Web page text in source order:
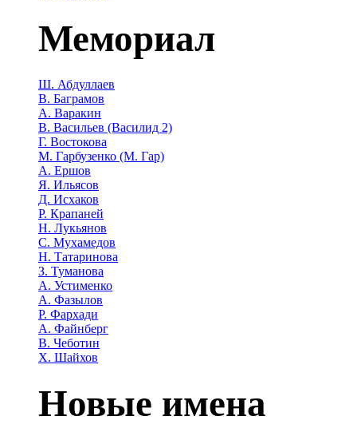
Мемориал
Ш. Абдуллаев
В. Баграмов
А. Варакин
В. Васильев (Василид 2)
Г. Востокова
М. Гарбузенко (М. Гар)
А. Ершов
Я. Ильясов
Д. Исхаков
Р. Крапаней
Н. Лукьянов
С. Мухамедов
Н. Татаринова
З. Туманова
А. Устименко
А. Фазылов
Р. Фархади
А. Файнберг
В. Чеботин
Х. Шайхов
Новые имена